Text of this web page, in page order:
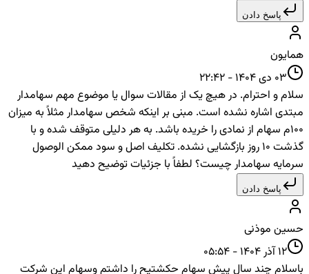
پاسخ دادن
همایون
03 دی 1404 - 22:42
سلام و احترام. در هیچ یک از مقالات سوال یا موضوع مهم سهامدار
مبتدی اشاره نشده است. مبنی بر اینکه شخص سهامدار مثلاً به میزان
100م سهام از نمادی را خریده باشد. به هر دلیلی متوقف شده و با
گذشت 10 روز بازگشایی نشده. تکلیف اصل و سود ممکن الوصول
سرمایه سهامدار چیست؟ لطفاً با جزئیات توضیح دهید
پاسخ دادن
حسین موذنی
12 آذر 1404 - 05:54
باسلام چند سال پیش سهام حکشتیح را داشتم وسهام این شرکت